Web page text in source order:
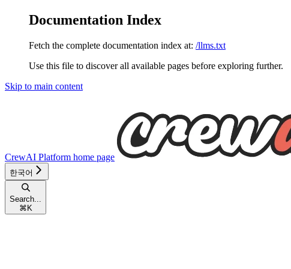
Documentation Index
Fetch the complete documentation index at: /llms.txt
Use this file to discover all available pages before exploring further.
Skip to main content
CrewAI Platform home page
한국어
Search...
⌘ K